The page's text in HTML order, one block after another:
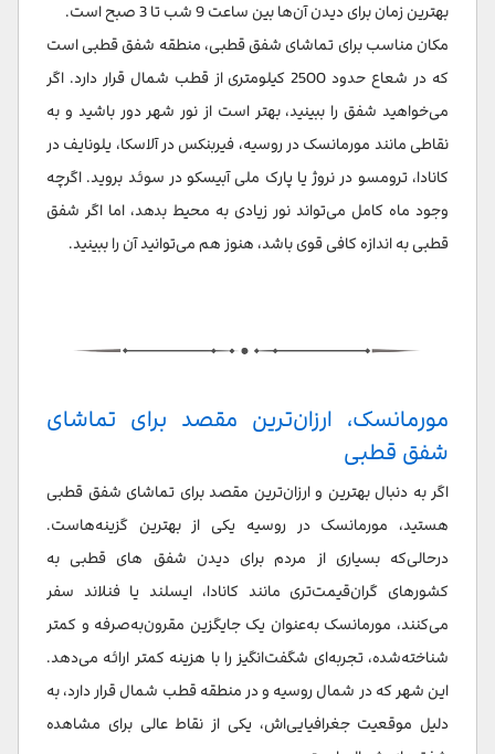
بهترین زمان برای دیدن آن‌ها بین ساعت 9 شب تا 3 صبح است.
مکان مناسب برای تماشای شفق قطبی، منطقه شفق قطبی است
که در شعاع حدود 2500 کیلومتری از قطب شمال قرار دارد. اگر
می‌خواهید شفق را ببینید، بهتر است از نور شهر دور باشید و به
نقاطی مانند مورمانسک در روسیه، فیربنکس در آلاسکا، یلونایف در
کانادا، ترومسو در نروژ یا پارک ملی آبیسکو در سوئد بروید. اگرچه
وجود ماه کامل می‌تواند نور زیادی به محیط بدهد، اما اگر شفق
قطبی به اندازه کافی قوی باشد، هنوز هم می‌توانید آن را ببینید.
مورمانسک، ارزان‌ترین مقصد برای تماشای
شفق قطبی
اگر به دنبال بهترین و ارزان‌ترین مقصد برای تماشای شفق قطبی
هستید، مورمانسک در روسیه یکی از بهترین گزینه‌هاست.
درحالی‌که بسیاری از مردم برای دیدن شفق های قطبی به
کشورهای گران‌قیمت‌تری مانند کانادا، ایسلند یا فنلاند سفر
می‌کنند، مورمانسک به‌عنوان یک جایگزین مقرون‌به‌صرفه و کمتر
شناخته‌شده، تجربه‌ای شگفت‌انگیز را با هزینه کمتر ارائه می‌دهد.
این شهر که در شمال روسیه و در منطقه قطب شمال قرار دارد، به
دلیل موقعیت جغرافیایی‌اش، یکی از نقاط عالی برای مشاهده